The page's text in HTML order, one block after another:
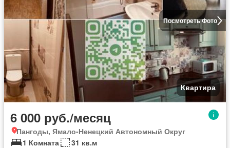
Посмотреть Фото
Квартира
6 000 руб./месяц
Пангоды, Ямало-Ненецкий Автономный Округ
1 Комната
31 кв.м